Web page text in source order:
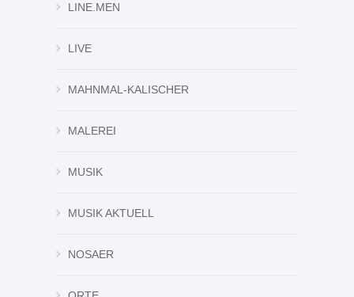
LIVE
MAHNMAL-KALISCHER
MALEREI
MUSIK
MUSIK AKTUELL
NOSAER
ORTE